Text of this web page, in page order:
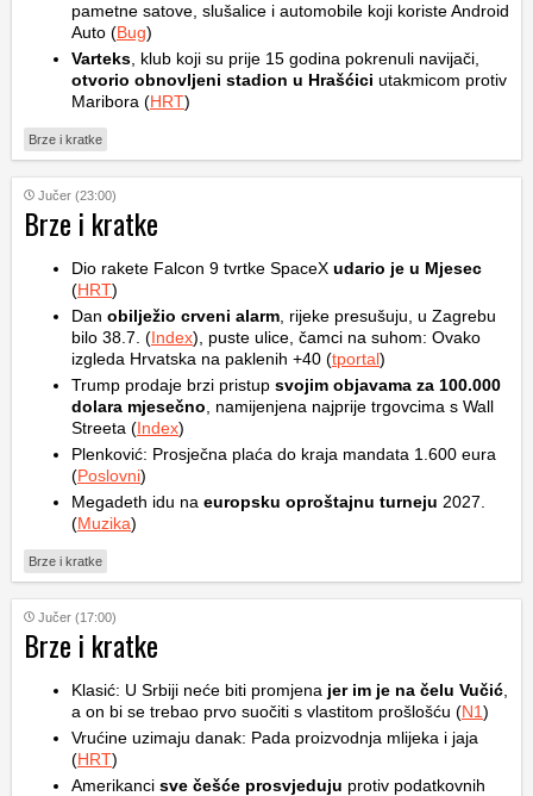
pametne satove, slušalice i automobile koji koriste Android
Auto (Bug)
Varteks , klub koji su prije 15 godina pokrenuli navijači,
otvorio obnovljeni stadion u Hrašćici utakmicom protiv
Maribora (HRT)
Brze i kratke
Jučer (23:00)
Brze i kratke
Dio rakete Falcon 9 tvrtke SpaceX udario je u Mjesec
(HRT)
Dan obilježio crveni alarm , rijeke presušuju, u Zagrebu
bilo 38.7. (Index), puste ulice, čamci na suhom: Ovako
izgleda Hrvatska na paklenih +40 (tportal)
Trump prodaje brzi pristup svojim objavama za 100.000
dolara mjesečno , namijenjena najprije trgovcima s Wall
Streeta (Index)
Plenković: Prosječna plaća do kraja mandata 1.600 eura
(Poslovni)
Megadeth idu na europsku oproštajnu turneju 2027.
(Muzika)
Brze i kratke
Jučer (17:00)
Brze i kratke
Klasić: U Srbiji neće biti promjena jer im je na čelu Vučić
a on bi se trebao prvo suočiti s vlastitom prošlošću (N1)
Vrućine uzimaju danak: Pada proizvodnja mlijeka i jaja
(HRT)
Amerikanci sve češće prosvjeduju protiv podatkovnih